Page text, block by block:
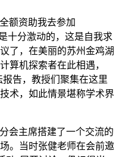
额资助我去参加
十分激动的，这是自我求
了，在美丽的苏州金鸡湖
算机探索者在此相遇，
告，教授们聚集在这里
术，如此情景堪称学术界
会主席搭建了一个交流的
。当时张健老师在会前邀